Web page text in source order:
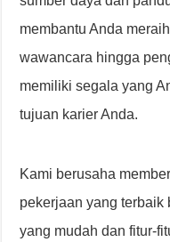
membantu Anda
wawancara hingga
memiliki segala yang
tujuan karier Anda.
Kami berusaha
pekerjaan yang terbaik
yang mudah dan fitur-